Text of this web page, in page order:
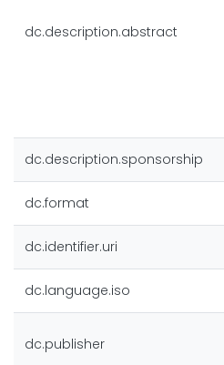
dc.description.abstract
dc.description.sponsorship
dc.format
dc.identifier.uri
dc.language.iso
dc.publisher